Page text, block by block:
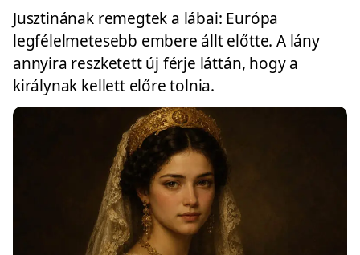
Jusztinának remegtek a lábai: Európa
legfélelmetesebb embere állt előtte. A lány
annyira reszketett új férje láttán, hogy a
királynak kellett előre tolnia.